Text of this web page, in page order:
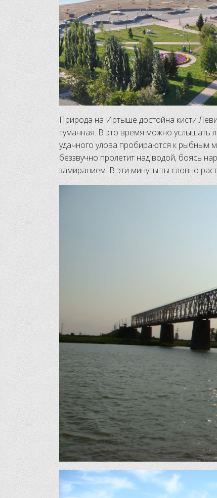
Природа на Иртыше достойна кисти
туманная. В это время можно услышать
удачного улова пробираются к рыбным
беззвучно пролетит над водой, боясь
замиранием. В эти минуты ты словно